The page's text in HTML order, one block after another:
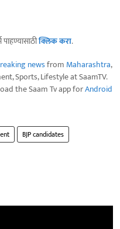
क्लिक करा.
newsfrom Maharashtra,
Sports, Lifestyle at SaamTV.
the Saam Tv app forAndroid
BJP candidates